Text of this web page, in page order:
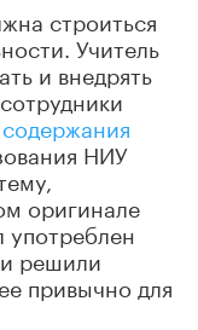
строиться
Учитель
и внедрять
НИУ
оригинале
употреблен
решили
привычно для